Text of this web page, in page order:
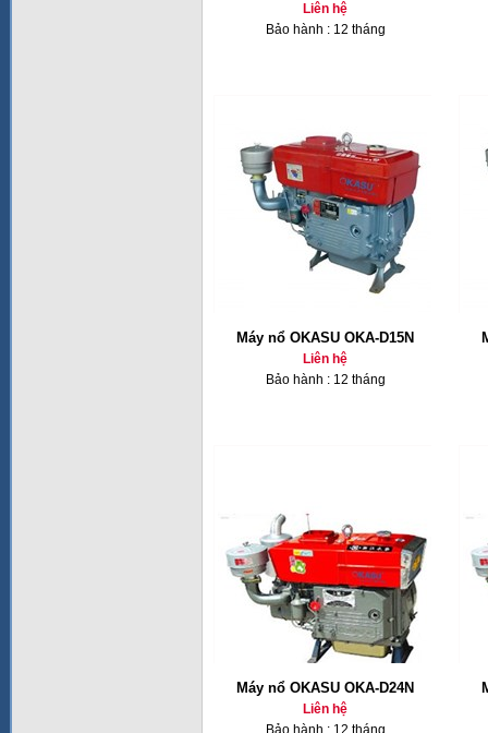
Liên hệ
Bảo hành : 12 tháng
Máy nổ OKASU OKA-D15N
Liên hệ
Bảo hành : 12 tháng
Máy nổ OKASU OKA-D24N
Liên hệ
Bảo hành : 12 tháng